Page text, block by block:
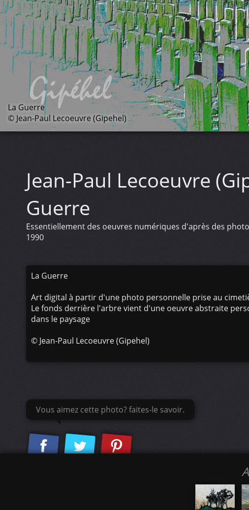
La Guerre
© Jean-Paul Lecoeuvre (Gipehel)
Jean-Paul Lecoeuvre
Guerre
Essentiellement des oeuvres numériques d'après des
1990
La Guerre
Art digital à partir d'une photo personnelle prise au
Le fonds derrière l'arbre vient d'une oeuvre abstraite
dans le paysage
© Jean-Paul Lecoeuvre (Gipehel)
Vous aimez cette photo? faites-le savoir.